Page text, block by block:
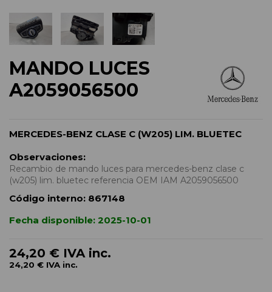
MANDO LUCES
A2059056500
MERCEDES-BENZ CLASE C (W205) LIM. BLUETEC
Observaciones:
Recambio de mando luces para mercedes-benz clase c
(w205) lim. bluetec referencia OEM IAM A2059056500
Código interno: 867148
Fecha disponible: 2025-10-01
24,20 € IVA inc.
24,20 € IVA inc.